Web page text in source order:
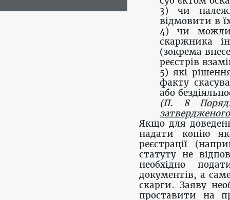
3) чи
відмовити в
4) чи
скаржника
(зокрема
реєстрів
5) які
факту
або
(П. 8
Якщо для
надати копію
реєстрації
статуту не
необхідно
документів, а
скарги. Заяву
проставити на